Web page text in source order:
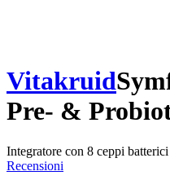
Vitakruid
Pre- &
Integratore con 8 ceppi
Recensioni